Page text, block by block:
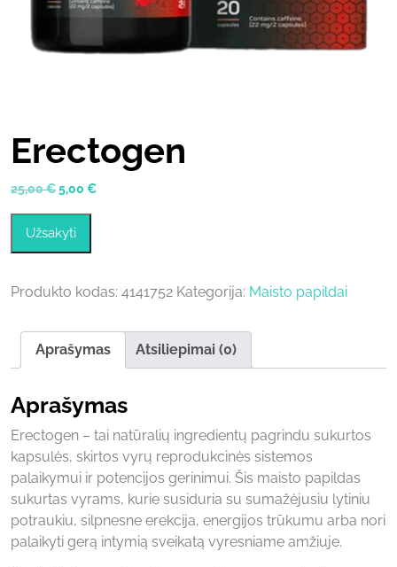
Erectogen
25,00€Original
was:
25,00 €.
5,00 €Current
Užsakyti
Produkto kodas: 4141752 Kategorija: Maisto papildai
Aprašymas Atsiliepimai (0)
Aprašymas
Erectogen – tai natūralių ingredientų pagrindu sukurtos
kapsulės, skirtos vyrų reprodukcinės sistemos
palaikymui ir potencijos gerinimui. Šis maisto papildas
sukurtas vyrams, kurie susiduria su sumažėjusiu lytiniu
potraukiu, silpnesne erekcija, energijos trūkumu arba nori
palaikyti gerą intymią sveikatą vyresniame amžiuje.